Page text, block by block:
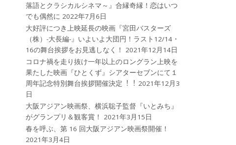
落語とクラシカルシネマ～』合縁奇縁！恋はいつ
でも偶然に 2022年7月6日
大好評につき上映延長の映画『宮田バスターズ
（株）-大長編-』いよいよ大団円！ラスト12/14・
16の舞台挨拶をお見逃しなく！
2021年12月14日
コロナ禍を⾛り抜け⼀年以上のロングラン上映を
果たした映画『ひとくず』シアターセブンにて１
周年記念特別舞台挨拶開催決定︕︕ 2021年12月3
日
大阪アジアン映画祭、横浜聡子監督『いとみち』
がグランプリ＆観客賞！
2021年3月15日
春を呼ぶ、第 16 回大阪アジアン映画祭開催！
2021年3月4日